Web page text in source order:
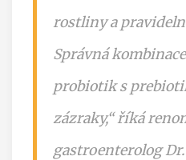
rostliny a
Správná
probiotik s
zázraky,“ říká
gastroenterolog